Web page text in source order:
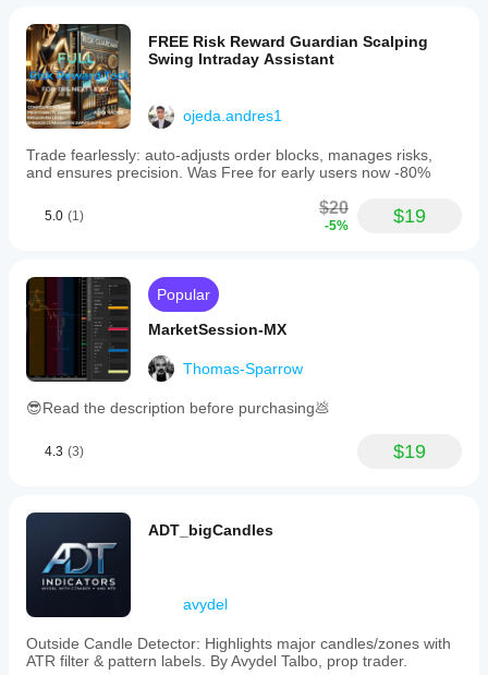
FREE Risk Reward Guardian Scalping
Swing Intraday Assistant
ojeda.andres1
Trade fearlessly: auto-adjusts order blocks, manages risks,
and ensures precision. Was Free for early users now -80%
5.0 (1) $20
-5% $19
Popular
MarketSession-MX
Thomas-Sparrow
😎Read the description before purchasing💩
4.3 (3) $19
ADT_bigCandles
avydel
Outside Candle Detector: Highlights major candles/zones with
ATR filter & pattern labels. By Avydel Talbo, prop trader.